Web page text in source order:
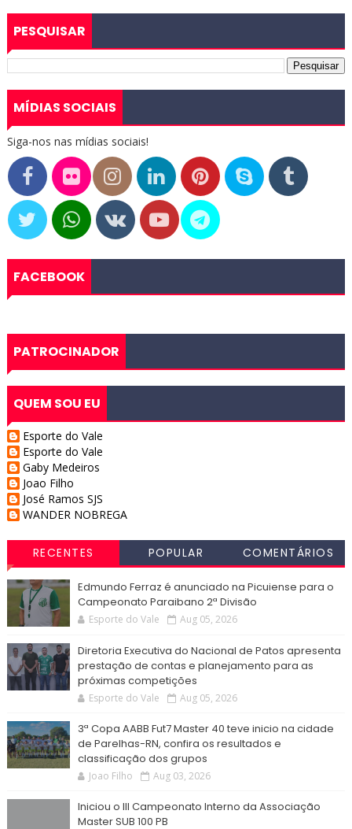
PESQUISAR
MÍDIAS SOCIAIS
Siga-nos nas mídias sociais!
FACEBOOK
PATROCINADOR
QUEM SOU EU
Esporte do Vale
Esporte do Vale
Gaby Medeiros
Joao Filho
José Ramos SJS
WANDER NOBREGA
RECENTES POPULAR COMENTÁRIOS
Edmundo Ferraz é anunciado na Picuiense para o
Campeonato Paraibano 2ª Divisão
Esporte do Vale Aug 05, 2026
Diretoria Executiva do Nacional de Patos apresenta
prestação de contas e planejamento para as
próximas competições
Esporte do Vale Aug 05, 2026
3ª Copa AABB Fut7 Master 40 teve inicio na cidade
de Parelhas-RN, confira os resultados e
classificação dos grupos
Joao Filho Aug 03, 2026
Iniciou o III Campeonato Interno da Associação
Master SUB 100 PB